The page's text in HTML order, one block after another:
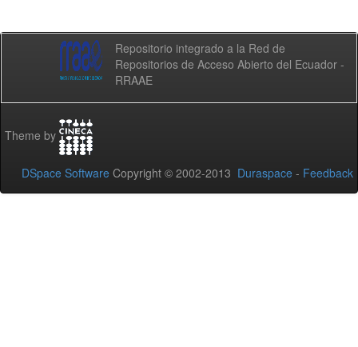
Repositorio integrado a la Red de
Repositorios de Acceso Abierto del Ecuador -
RRAAE
Theme by
DSpace Software Copyright © 2002-2013 Duraspace - Feedback